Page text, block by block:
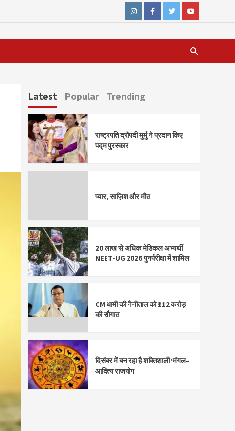
InstagramFacebookTwitterYoutube
Latest Popular Trending
राष्ट्रपति द्रौपदी मुर्मु ने प्रदान किए
पद्म पुरस्कार
प्यार, साज़िश और मौत
20 लाख से अधिक मेडिकल अभ्यर्थी
NEET-UG 2026 पुनर्परीक्षा में शामिल
CM धामी की नैनीताल को ₹112 करोड़
की सौगात
दिसंबर में बन रहा है शक्तिशाली ‘मंगल–
आदित्य राजयोग